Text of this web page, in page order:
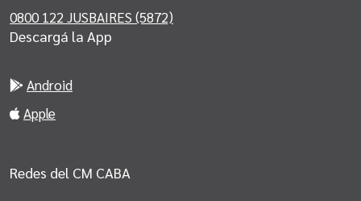
0800 122 JUSBAIRES (5872)
Descargá la App
Android
Apple
Redes del CM CABA